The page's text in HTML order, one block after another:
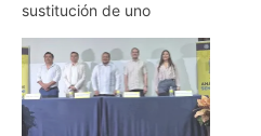
sustitución de uno